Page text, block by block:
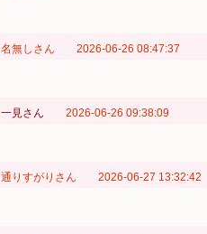
名無しさん 2026-06-26 08:47:37
一見さん 2026-06-26 09:38:09
通りすがりさん 2026-06-27 13:32:42